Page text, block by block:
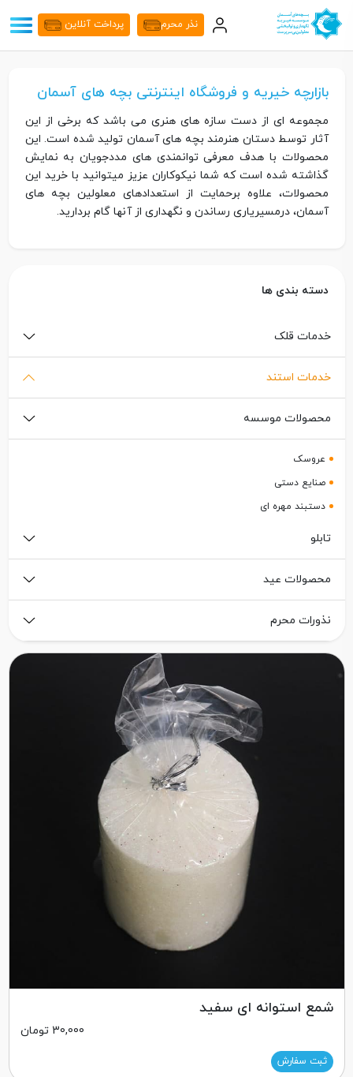
نذر محرم پرداخت آنلاین
بازارچه خیریه و فروشگاه اینترنتی بچه های آسمان
مجموعه ای از دست سازه های هنری می باشد که برخی از این
آثار توسط دستان هنرمند بچه های آسمان تولید شده است. این
محصولات با هدف معرفی توانمندی های مددجویان به نمایش
گذاشته شده است که شما نیکوکاران عزیز میتوانید با خرید این
محصولات، علاوه برحمایت از استعدادهای معلولین بچه های
آسمان، درمسیریاری رساندن و نگهداری از آنها گام بردارید.
دسته بندی ها
خدمات قلک
خدمات استند
محصولات موسسه
عروسک
صنایع دستی
دستبند مهره ای
تابلو
محصولات عید
نذورات محرم
شمع استوانه ای سفید
30,000 تومان
ثبت سفارش